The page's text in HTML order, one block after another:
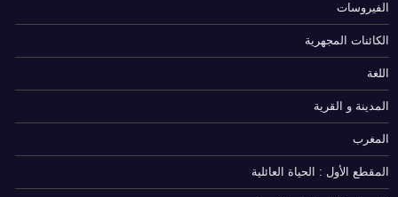
الفيروسات
الكائنات المجهرية
اللغة
المدينة و القرية
المغرب
المقطع الأول : الحياة العائلية